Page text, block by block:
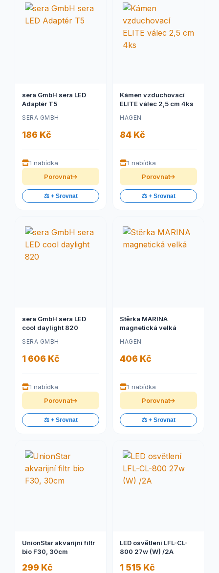
sera GmbH sera LED
Adaptér T5
SERA GMBH
186 Kč
1 nabídka
Porovnat
⚖️ + Srovnat
Kámen vzduchovací
ELITE válec 2,5 cm 4ks
HAGEN
84 Kč
1 nabídka
Porovnat
⚖️ + Srovnat
sera GmbH sera LED
cool daylight 820
SERA GMBH
1 606 Kč
1 nabídka
Porovnat
⚖️ + Srovnat
Stěrka MARINA
magnetická velká
HAGEN
406 Kč
1 nabídka
Porovnat
⚖️ + Srovnat
UnionStar akvarijní filtr
bio F30, 30cm
299 Kč
LED osvětlení LFL-CL-
800 27w (W) /2A
1 515 Kč